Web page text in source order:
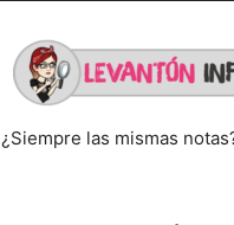
¿Siempre las mismas